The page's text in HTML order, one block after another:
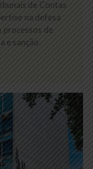
de Contas
na defesa
processos de
e sanção.